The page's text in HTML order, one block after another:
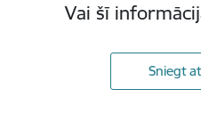
Vai šī
Sniegt